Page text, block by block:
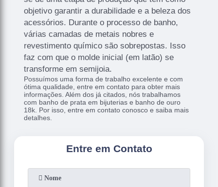
objetivo garantir a durabilidade e a beleza dos
acessórios. Durante o processo de banho,
várias camadas de metais nobres e
revestimento químico são sobrepostas. Isso
faz com que o molde inicial (em latão) se
transforme em semijoia.
Possuímos uma forma de trabalho excelente e com
ótima qualidade, entre em contato para obter mais
informações. Além dos já citados, nós trabalhamos
com banho de prata em bijuterias e banho de ouro
18k. Por isso, entre em contato conosco e saiba mais
detalhes.
Entre em Contato